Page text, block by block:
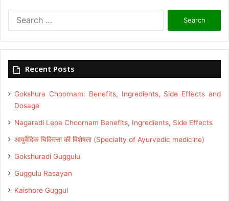
Recent Posts
Gokshura Choornam: Benefits, Ingredients, Side Effects and
Dosage
Nagaradi Lepa Choornam Benefits, Ingredients, Side Effects
आयुर्वेदिक चिकित्सा की विशेषता (Specialty of Ayurvedic medicine)
Gokshuradi Guggulu
Guggulu Rasayan
Kaishore Guggul